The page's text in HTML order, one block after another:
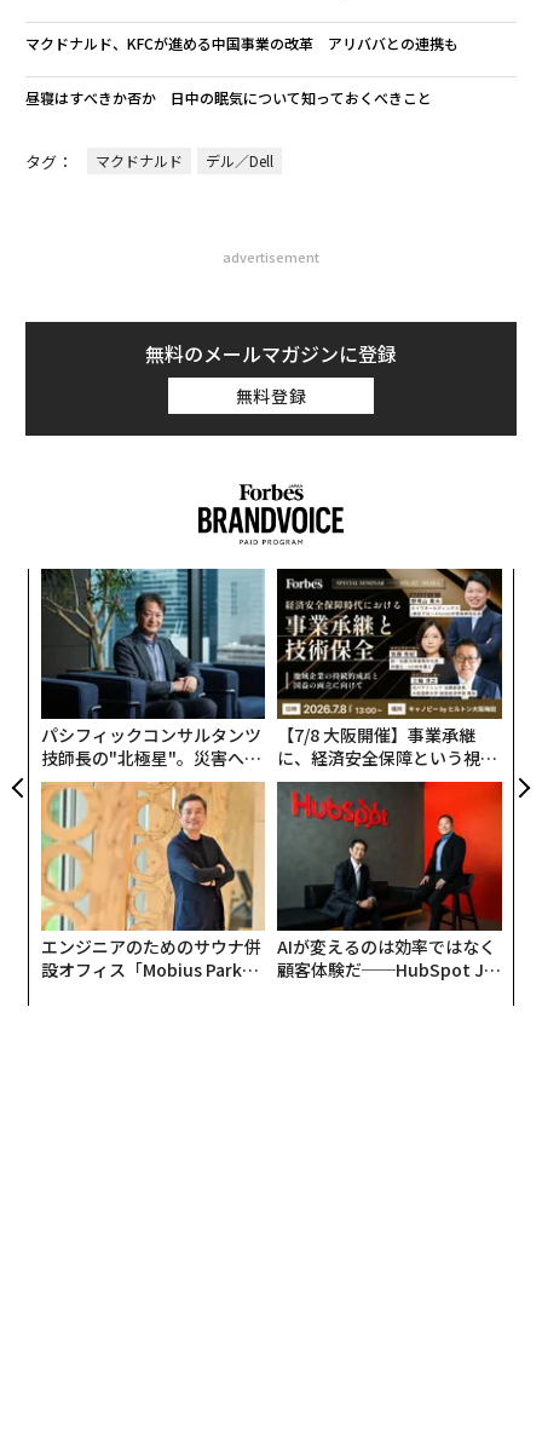
マクドナルド、KFCが進める中国事業の改革 アリババとの連携も
昼寝はすべきか否か 日中の眠気について知っておくべきこと
タグ： マクドナルド デル／Dell
advertisement
無料のメールマガジンに登録
無料登録
パシフィックコンサルタンツ
技師長の"北極星"。災害への
無力感を乗り越え見つけた、
防災一筋20年の答え
【7/8 大阪開催】事業承継
に、経済安全保障という視点
が加わるとき──経営者が問
われる新たな判断軸
エンジニアのためのサウナ併
設オフィス「Mobius Park」
AIが変えるのは効率ではなく
顧客体験だ──HubSpot Ja